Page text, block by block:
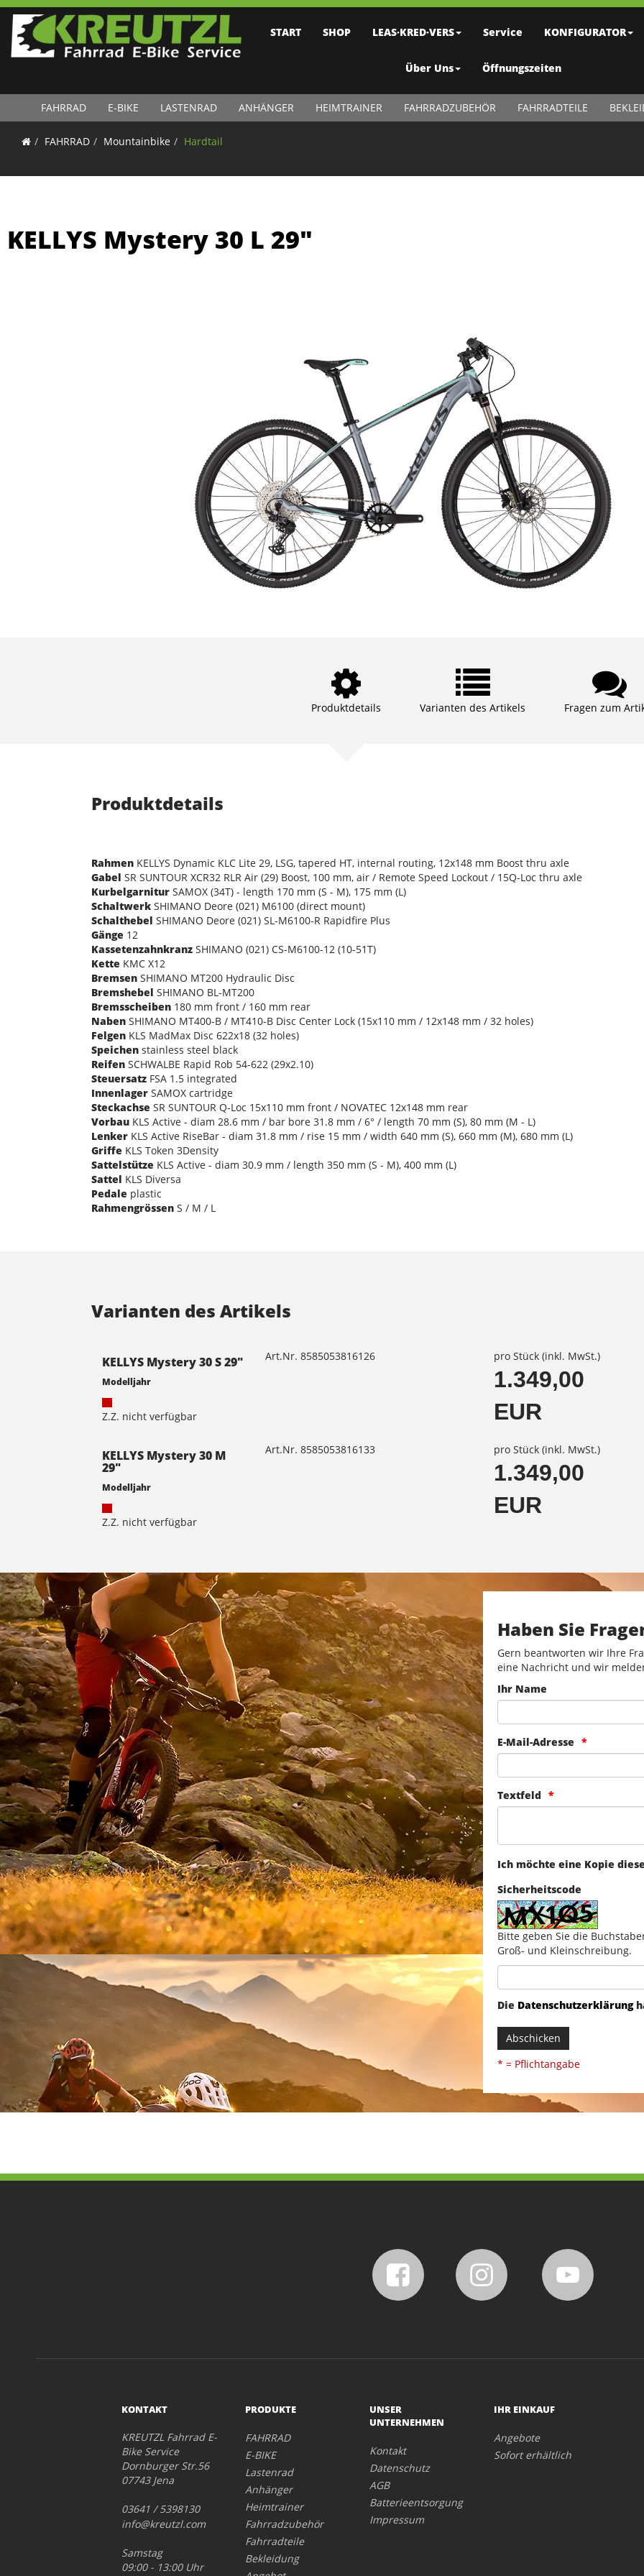
START SHOP LEAS·KRED·VERS Service KONFIGURATOR
Über Uns Öffnungszeiten
FAHRRAD E-BIKE LASTENRAD ANHÄNGER HEIMTRAINER FAHRRADZUBEHÖR FAHRRADTEILE
FAHRRAD Mountainbike Hardtail
KELLYS Mystery 30 L 29"
Produktdetails Varianten des Artikels Fragen zum
Produktdetails
Rahmen KELLYS Dynamic KLC Lite 29, LSG, tapered HT, internal routing, 12x148 mm Boost thru axle
Gabel SR SUNTOUR XCR32 RLR Air (29) Boost, 100 mm, air / Remote Speed Lockout / 15Q-Loc thru axle
Kurbelgarnitur SAMOX (34T) - length 170 mm (S - M), 175 mm (L)
Schaltwerk SHIMANO Deore (021) M6100 (direct mount)
Schalthebel SHIMANO Deore (021) SL-M6100-R Rapidfire Plus
Gänge 12
Kassetenzahnkranz SHIMANO (021) CS-M6100-12 (10-51T)
Kette KMC X12
Bremsen SHIMANO MT200 Hydraulic Disc
Bremshebel SHIMANO BL-MT200
Bremsscheiben 180 mm front / 160 mm rear
Naben SHIMANO MT400-B / MT410-B Disc Center Lock (15x110 mm / 12x148 mm / 32 holes)
Felgen KLS MadMax Disc 622x18 (32 holes)
Speichen stainless steel black
Reifen SCHWALBE Rapid Rob 54-622 (29x2.10)
Steuersatz FSA 1.5 integrated
Innenlager SAMOX cartridge
Steckachse SR SUNTOUR Q-Loc 15x110 mm front / NOVATEC 12x148 mm rear
Vorbau KLS Active - diam 28.6 mm / bar bore 31.8 mm / 6° / length 70 mm (S), 80 mm (M - L)
Lenker KLS Active RiseBar - diam 31.8 mm / rise 15 mm / width 640 mm (S), 660 mm (M), 680 mm (L)
Griffe KLS Token 3Density
Sattelstütze KLS Active - diam 30.9 mm / length 350 mm (S - M), 400 mm (L)
Sattel KLS Diversa
Pedale plastic
Rahmengrössen S / M / L
Varianten des Artikels
KELLYS Mystery 30 S 29"
Modelljahr
Z.Z. nicht verfügbar
Art.Nr. 8585053816126 pro Stück (inkl. MwSt.)
1.349,00
EUR
KELLYS Mystery 30 M
29"
Modelljahr
Z.Z. nicht verfügbar
Art.Nr. 8585053816133 pro Stück (inkl. MwSt.)
1.349,00
EUR
Haben Sie
Gern beantworten wir Ihre
eine Nachricht und wir
Ihr Name
E-Mail-Adresse
Textfeld
Ich möchte eine Kopie
Sicherheitscode
Bitte geben Sie die
Groß- und Kleinschreibung.
Die Datenschutzerklärung
Abschicken
* = Pflichtangabe
KONTAKT
KREUTZL Fahrrad E-
Bike Service
Dornburger Str.56
07743 Jena
03641 / 5398130
info@kreutzl.com
Samstag
09:00 - 13:00 Uhr
PRODUKTE
FAHRRAD
E-BIKE
Lastenrad
Anhänger
Heimtrainer
Fahrradzubehör
Fahrradteile
Bekleidung
UNSER
UNTERNEHMEN
Kontakt
Datenschutz
AGB
Batterieentsorgung
Impressum
IHR EINKAUF
Angebote
Sofort erhältlich